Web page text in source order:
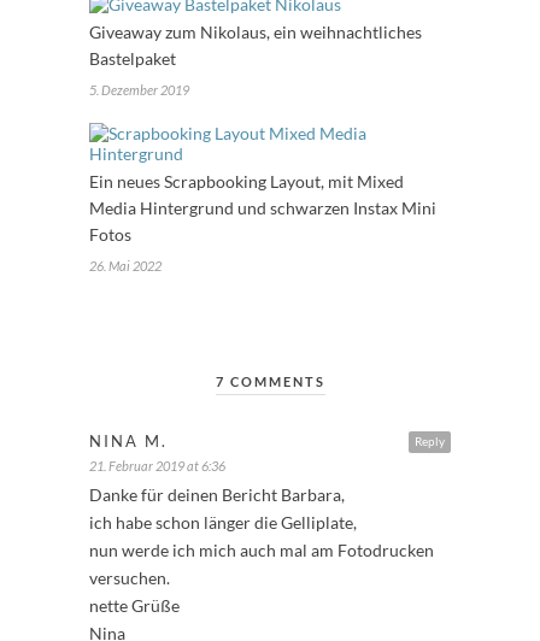
Giveaway zum Nikolaus, ein weihnachtliches
Bastelpaket
5. Dezember 2019
Ein neues Scrapbooking Layout, mit Mixed
Media Hintergrund und schwarzen Instax Mini
Fotos
26. Mai 2022
7 COMMENTS
Reply
NINA M.
21. Februar 2019 at 6:36
Danke für deinen Bericht Barbara,
ich habe schon länger die Gelliplate,
nun werde ich mich auch mal am Fotodrucken
versuchen.
nette Grüße
Nina